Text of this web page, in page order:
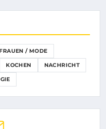
FRAUEN / MODE
KOCHEN NACHRICHT